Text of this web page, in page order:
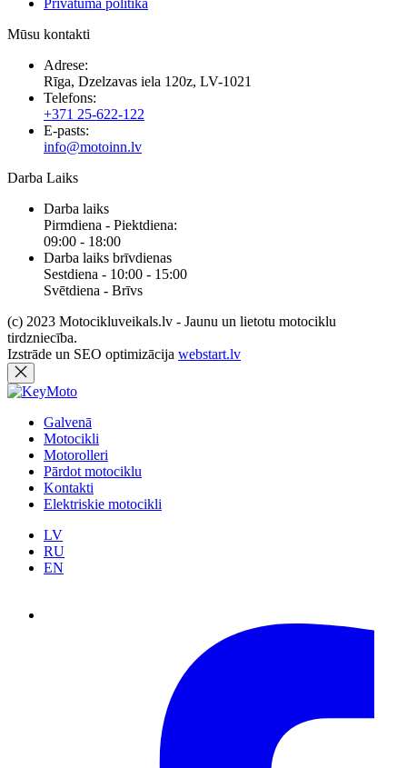
Privātuma politika
Mūsu kontakti
Adrese:
Rīga, Dzelzavas iela 120z, LV-1021
Telefons:
+371 25-622-122
E-pasts:
info@motoinn.lv
Darba Laiks
Darba laiks
Pirmdiena - Piektdiena:
09:00 - 18:00
Darba laiks brīvdienas
Sestdiena - 10:00 - 15:00
Svētdiena - Brīvs
(c) 2023 Motocikluveikals.lv - Jaunu un lietotu motociklu
tirdzniecība.
Izstrāde un SEO optimizācija webstart.lv
Galvenā
Motocikli
Motorolleri
Pārdot motociklu
Kontakti
Elektriskie motocikli
LV
RU
EN